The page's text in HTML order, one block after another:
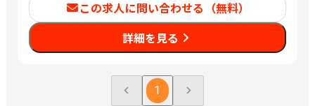
この求人に問い合わせる（無料）
詳細を見る
1